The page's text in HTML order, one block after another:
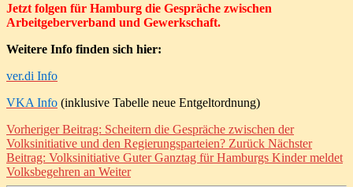
Jetzt folgen für Hamburg die Gespräche zwischen
Arbeitgeberverband und Gewerkschaft.
Weitere Info finden sich hier:
ver.di Info
VKA Info (inklusive Tabelle neue Entgeltordnung)
Vorheriger Beitrag: Scheitern die Gespräche zwischen der
Volksinitiative und den Regierungsparteien? Zurück Nächster
Beitrag: Volksinitiative Guter Ganztag für Hamburgs Kinder meldet
Volksbegehren an Weiter